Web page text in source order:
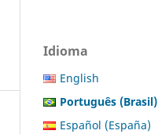
Idioma
English
Português (Brasil)
Español (España)